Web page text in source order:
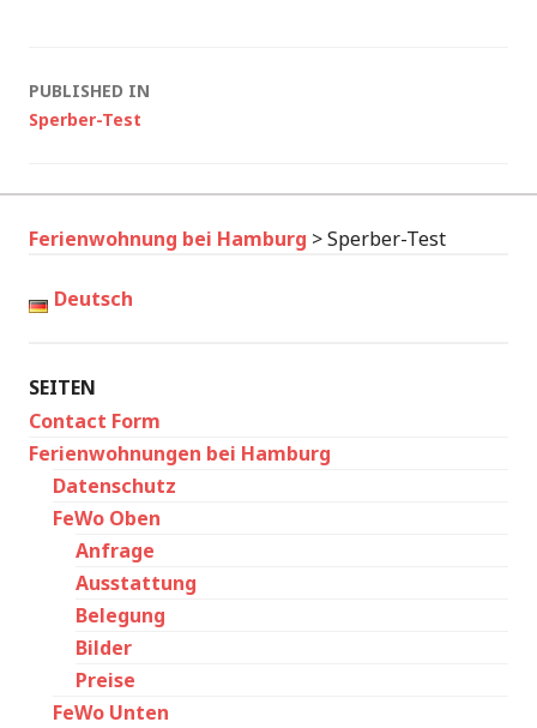
Post
PUBLISHED IN
Sperber-Test
Ferienwohnung bei Hamburg >Sperber-Test
Deutsch
SEITEN
Contact Form
Ferienwohnungen bei Hamburg
Datenschutz
FeWo Oben
Anfrage
Ausstattung
Belegung
Bilder
Preise
FeWo Unten